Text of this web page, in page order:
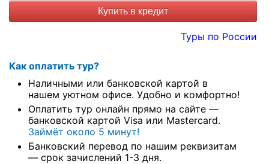
Купить в кредит
Туры по России
Как оплатить тур?
Наличными или банковской картой в
нашем уютном офисе. Удобно и комфортно!
Оплатить тур онлайн прямо на сайте —
банковской картой Visa или Mastercard.
Займёт около 5 минут!
Банковский перевод по нашим реквизитам
— срок зачислений 1-3 дня.